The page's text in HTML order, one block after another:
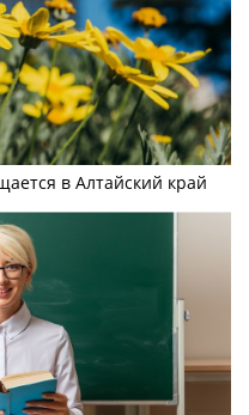
в Алтайский край